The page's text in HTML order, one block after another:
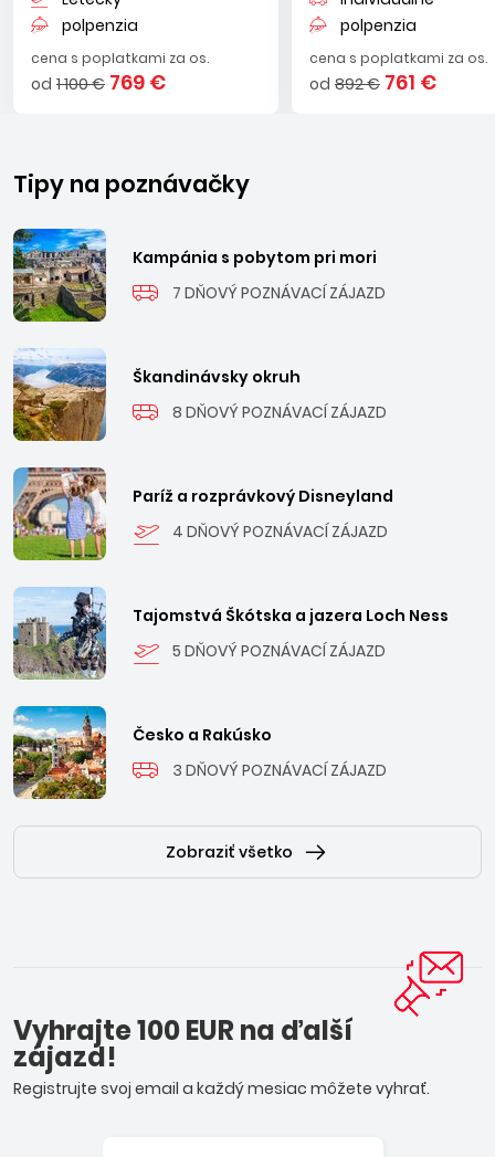
polpenzia
cena s poplatkami za os.
od 1 100 € 769 €
polpenzia
cena s poplatkami za os.
od 892 € 761 €
Tipy na poznávačky
Kampánia s pobytom pri mori
7 DŇOVÝ POZNÁVACÍ ZÁJAZD
Škandinávsky okruh
8 DŇOVÝ POZNÁVACÍ ZÁJAZD
Paríž a rozprávkový Disneyland
4 DŇOVÝ POZNÁVACÍ ZÁJAZD
Tajomstvá Škótska a jazera Loch Ness
5 DŇOVÝ POZNÁVACÍ ZÁJAZD
Česko a Rakúsko
3 DŇOVÝ POZNÁVACÍ ZÁJAZD
Zobraziť všetko
Vyhrajte 100 EUR na ďalší
zájazd!
Registrujte svoj email a každý mesiac môžete vyhrať.